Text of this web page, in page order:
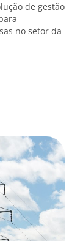
de gestão
no setor da